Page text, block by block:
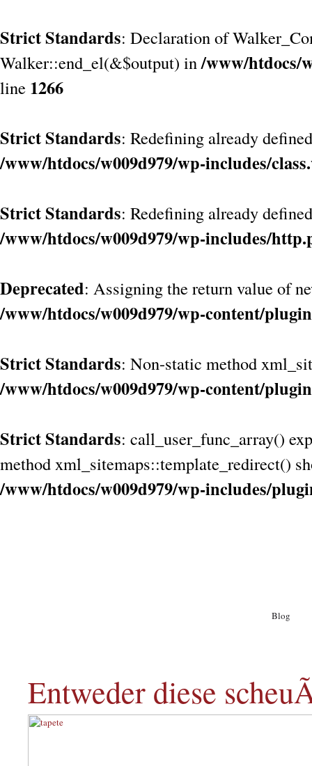
Strict Standards: Declaration of
Walker::end_el(&$output) in/www/htdocs/
line 1266
Strict Standards: Redefining already
/www/htdocs/w009d979/wp-includes/
Strict Standards: Redefining already
/www/htdocs/w009d979/wp-includes/
Deprecated: Assigning the return value of
/www/htdocs/w009d979/wp-content/
Strict Standards: Non-static method
/www/htdocs/w009d979/wp-content/
Strict Standards: call_user_func_array()
method xml_sitemaps::template_redirect()
/www/htdocs/w009d979/wp-includes/
Blog
Entweder diese